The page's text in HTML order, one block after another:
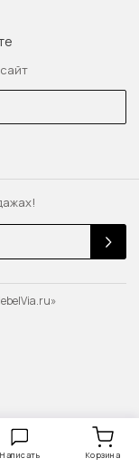
Написать Корзина